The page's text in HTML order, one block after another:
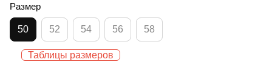
Размер
50 52 54 56 58
Таблицы размеров